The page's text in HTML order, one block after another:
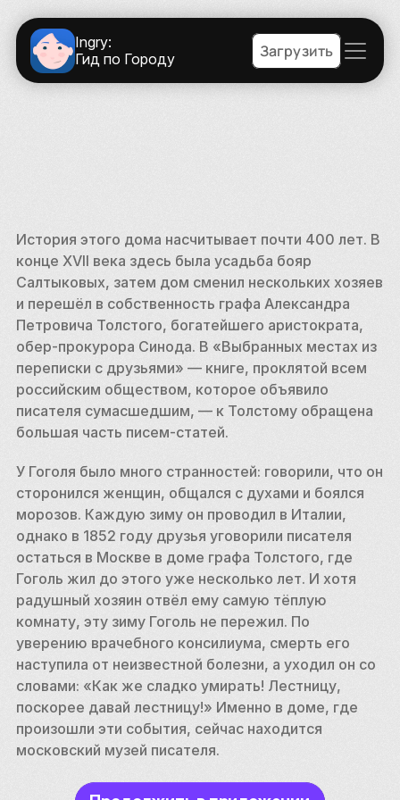
Ingry:
Гид по Городу
Загрузить
История этого дома насчитывает почти 400 лет. В
конце XVII века здесь была усадьба бояр
Салтыковых, затем дом сменил нескольких хозяев
и перешёл в собственность графа Александра
Петровича Толстого, богатейшего аристократа,
обер-прокурора Синода. В «Выбранных местах из
переписки с друзьями» — книге, проклятой всем
российским обществом, которое объявило
писателя сумасшедшим, — к Толстому обращена
большая часть писем-статей.
У Гоголя было много странностей: говорили, что он
сторонился женщин, общался с духами и боялся
морозов. Каждую зиму он проводил в Италии,
однако в 1852 году друзья уговорили писателя
остаться в Москве в доме графа Толстого, где
Гоголь жил до этого уже несколько лет. И хотя
радушный хозяин отвёл ему самую тёплую
комнату, эту зиму Гоголь не пережил. По
уверению врачебного консилиума, смерть его
наступила от неизвестной болезни, а уходил он со
словами: «Как же сладко умирать! Лестницу,
поскорее давай лестницу!» Именно в доме, где
произошли эти события, сейчас находится
московский музей писателя.
Основная [экспозиция]